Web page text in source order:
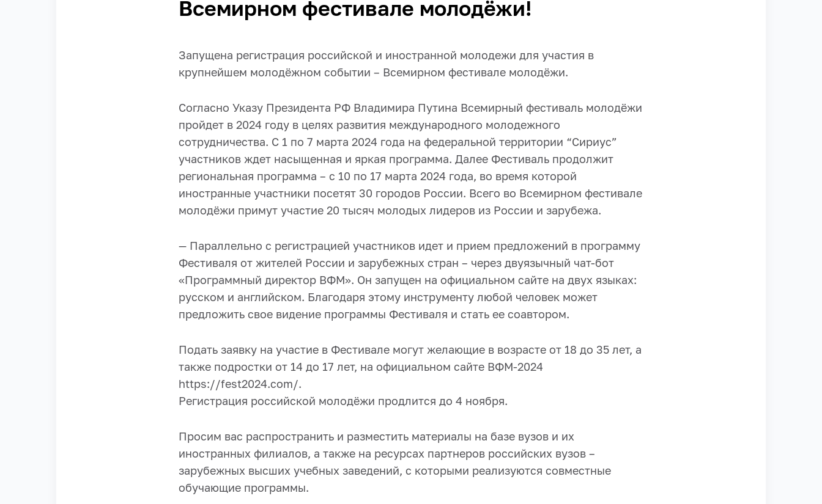
Всемирном фестивале молодёжи!
Запущена регистрация российской и иностранной молодежи для участия в
крупнейшем молодёжном событии – Всемирном фестивале молодёжи.
Согласно Указу Президента РФ Владимира Путина Всемирный фестиваль молодёжи
пройдет в 2024 году в целях развития международного молодежного
сотрудничества. С 1 по 7 марта 2024 года на федеральной территории “Сириус”
участников ждет насыщенная и яркая программа. Далее Фестиваль продолжит
региональная программа – с 10 по 17 марта 2024 года, во время которой
иностранные участники посетят 30 городов России. Всего во Всемирном фестивале
молодёжи примут участие 20 тысяч молодых лидеров из России и зарубежа.
— Параллельно с регистрацией участников идет и прием предложений в программу
Фестиваля от жителей России и зарубежных стран – через двуязычный чат-бот
«Программный директор ВФМ». Он запущен на официальном сайте на двух языках:
русском и английском. Благодаря этому инструменту любой человек может
предложить свое видение программы Фестиваля и стать ее соавтором.
Подать заявку на участие в Фестивале могут желающие в возрасте от 18 до 35 лет, а
также подростки от 14 до 17 лет, на официальном сайте ВФМ-2024
https://fest2024.com/.
Регистрация российской молодёжи продлится до 4 ноября.
Просим вас распространить и разместить материалы на базе вузов и их
иностранных филиалов, а также на ресурсах партнеров российских вузов –
зарубежных высших учебных заведений, с которыми реализуются совместные
обучающие программы.